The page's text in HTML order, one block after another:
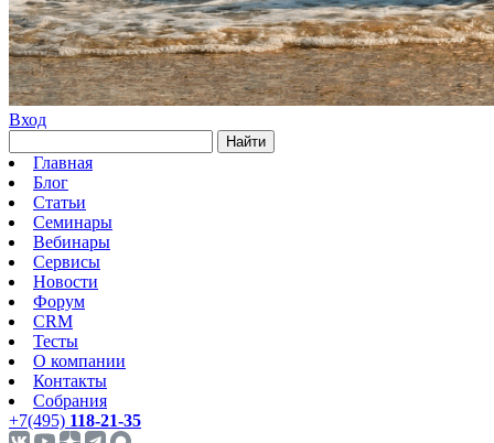
Вход
Найти
Главная
Блог
Статьи
Семинары
Вебинары
Сервисы
Новости
Форум
CRM
Тесты
О компании
Контакты
Собрания
+7(495) 118-21-35